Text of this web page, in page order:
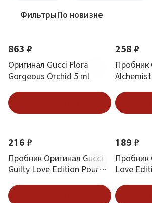
ФильтрыПо новизне
863 ₽
Оригинал Gucci Flora
Gorgeous Orchid 5 ml
258 ₽
Пробник
216 ₽
Пробник Оригинал Gucci
Guilty Love Edition Pour
189 ₽
Пробник
Love